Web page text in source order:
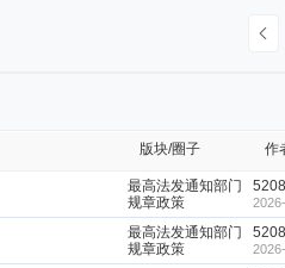
版块/圈子 作
最高法发通知部门
规章政策
最高法发通知部门
规章政策